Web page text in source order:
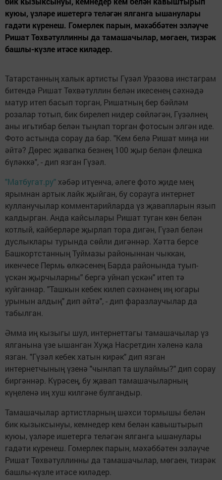
куюы, үзләре ишетергә теләгән ялганга ышанулары
гадәти күренеш. Гомерлек парын, мәхәббәтен эзләүче
Ришат Төхвәтуллинны да тамашачылар, мөгаен, тизрәк
башлы-күзле итәсе киләдер.
Татарстанның халык артисты Гүзәл Уразова инстаграм
битендә Ришат Төхвәтуллин белән икесенең сәхнәдә
матур итеп басып торган, Ришатның бер бәйләм
розалар тотып, бик бирелеп нидер сөйләгән, Гүзәлнең
аны игьтибар белән тыңлап торган фотосын элгән иде.
Фото астында сорау да бар. "Кем белә Ришат миңа ни
әйтә? Дөрес җавапка безнең 100 җыр белән флешка
бүләккә", - дип язган Гүзәл.
"Матбугат.ру" хәбәр итүенча, әлеге фото җиде мең
ярымнан артык лайк җыйган, бу сорауга интернет
кулланучылар комментарийларда үз җавапларын язып
калдырган. Анда кайсылары Ришат туган көн белән
котлый, кайберләре җырлап тора дигән, Гүзәл белән
дуслыклары турында сөйли дигәннәр. Хәтта берсе
Башкортстанның Туймазы районыннан чыккан,
икенчесе Пермь өлкәсенең Барда районында туып-
үскән җырчыларны" бергә уйнап үскән" итеп тә
куйганнар. "Ташкын кебек килеп сәхнәнең иң югары
урынын алдың" дип әйтә", - дип фаразлаучылар да
табылган.
Әмма иң кызыгы шул, интернеттагы тамашачылар үз
ялганына үзе ышанган Хуҗа Насретдин хәленә кала
язган. "Гүзәл кебек хатын кирәк" дип язган
интернетчының үзенә "чынлап та шулаймы?" дип сорау
биргәннәр. Күрәсең, бу җавап тамашачыларның
күңеленә иң хуш килгәне булгандыр.
Тамашачылар артистларның шәхси тормышы белән
бик кызыксынуы, кемнедер кем белән кавыштырып
куюы, үзләре ишетергә теләгән ялганга ышанулары
гадәти күренеш. Гомерлек парын, мәхәббәтен эзләүче
Ришат Төхвәтуллинны да тамашачылар, мөгаен, тизрәк
башлы-күзле итәсе киләдер.